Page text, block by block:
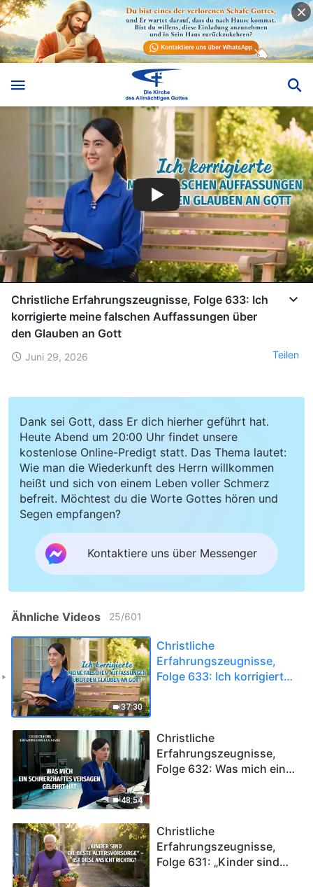
Christliche Erfahrungszeugnisse, Folge 633: Ich
korrigierte meine falschen Auffassungen über
den Glauben an Gott
Juni 29, 2026 Teilen
Dank sei Gott, dass Er dich hierher geführt hat.
Heute Abend um 20:00 Uhr findet unsere
kostenlose Online-Predigt statt. Das Thema lautet:
Wie man die Wiederkunft des Herrn willkommen
heißt und sich von einem Leben voller Schmerz
befreit. Möchtest du die Worte Gottes hören und
Segen empfangen?
Kontaktiere uns über Messenger
Ähnliche Videos 25/601
37:30
Christliche
Erfahrungszeugnisse,
Folge 633: Ich korrigierte
48:54
Christliche
Erfahrungszeugnisse,
Folge 632: Was mich ein
Christliche
Erfahrungszeugnisse,
Folge 631: „Kinder sind